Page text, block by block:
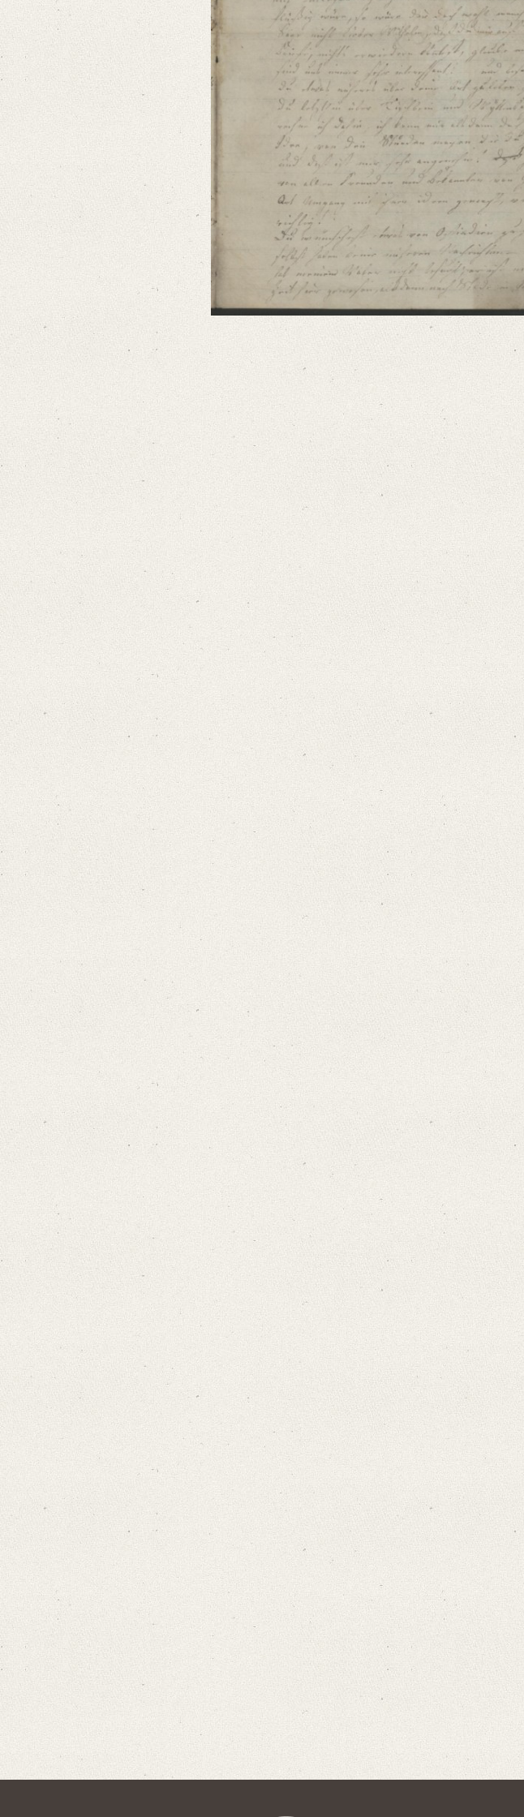
Bamberg, Claudia
Varwig, Olivia